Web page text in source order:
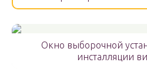
Окно выборочной
инсталляции